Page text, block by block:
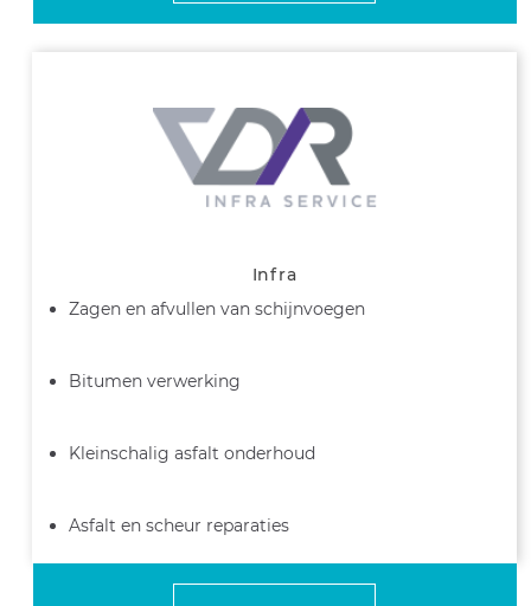
Infra
Zagen en afvullen van schijnvoegen
Bitumen verwerking
Kleinschalig asfalt onderhoud
Asfalt en scheur reparaties